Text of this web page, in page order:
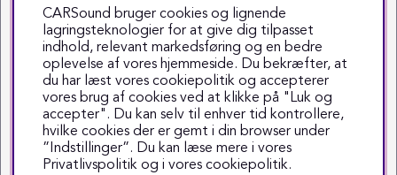
Instagram
Youtube
TikTok
Copyright © 1999-2025 CARSound
CARSound bruger cookies og lignende
lagringsteknologier for at give dig tilpasset
indhold, relevant markedsføring og en bedre
oplevelse af vores hjemmeside. Du bekræfter, at
du har læst vores cookiepolitik og accepterer
vores brug af cookies ved at klikke på "Luk og
accepter". Du kan selv til enhver tid kontrollere,
hvilke cookies der er gemt i din browser under
”Indstillinger”. Du kan læse mere i vores
Privatlivspolitik og i vores cookiepolitik.